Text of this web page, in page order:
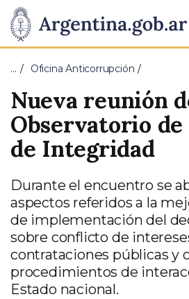
Presidencia
de
la
Nación
Pasar al contenido principal
… Oficina Anticorrupción
Nueva reunión
Observatorio
de Integridad
Durante el encuentro se
aspectos referidos a la
de implementación del
sobre conflicto de
contrataciones públicas y
procedimientos de
Estado nacional.